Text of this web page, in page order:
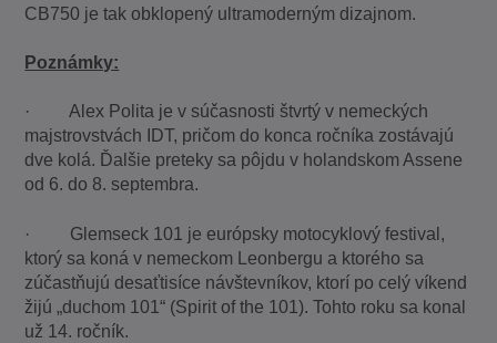
CB750 je tak obklopený ultramoderným dizajnom.
Poznámky:
· Alex Polita je v súčasnosti štvrtý v nemeckých
majstrovstvách IDT, pričom do konca ročníka zostávajú
dve kolá. Ďalšie preteky sa pôjdu v holandskom Assene
od 6. do 8. septembra.
· Glemseck 101 je európsky motocyklový festival,
ktorý sa koná v nemeckom Leonbergu a ktorého sa
zúčastňujú desaťtisíce návštevníkov, ktorí po celý víkend
žijú „duchom 101“ (Spirit of the 101). Tohto roku sa konal
už 14. ročník.